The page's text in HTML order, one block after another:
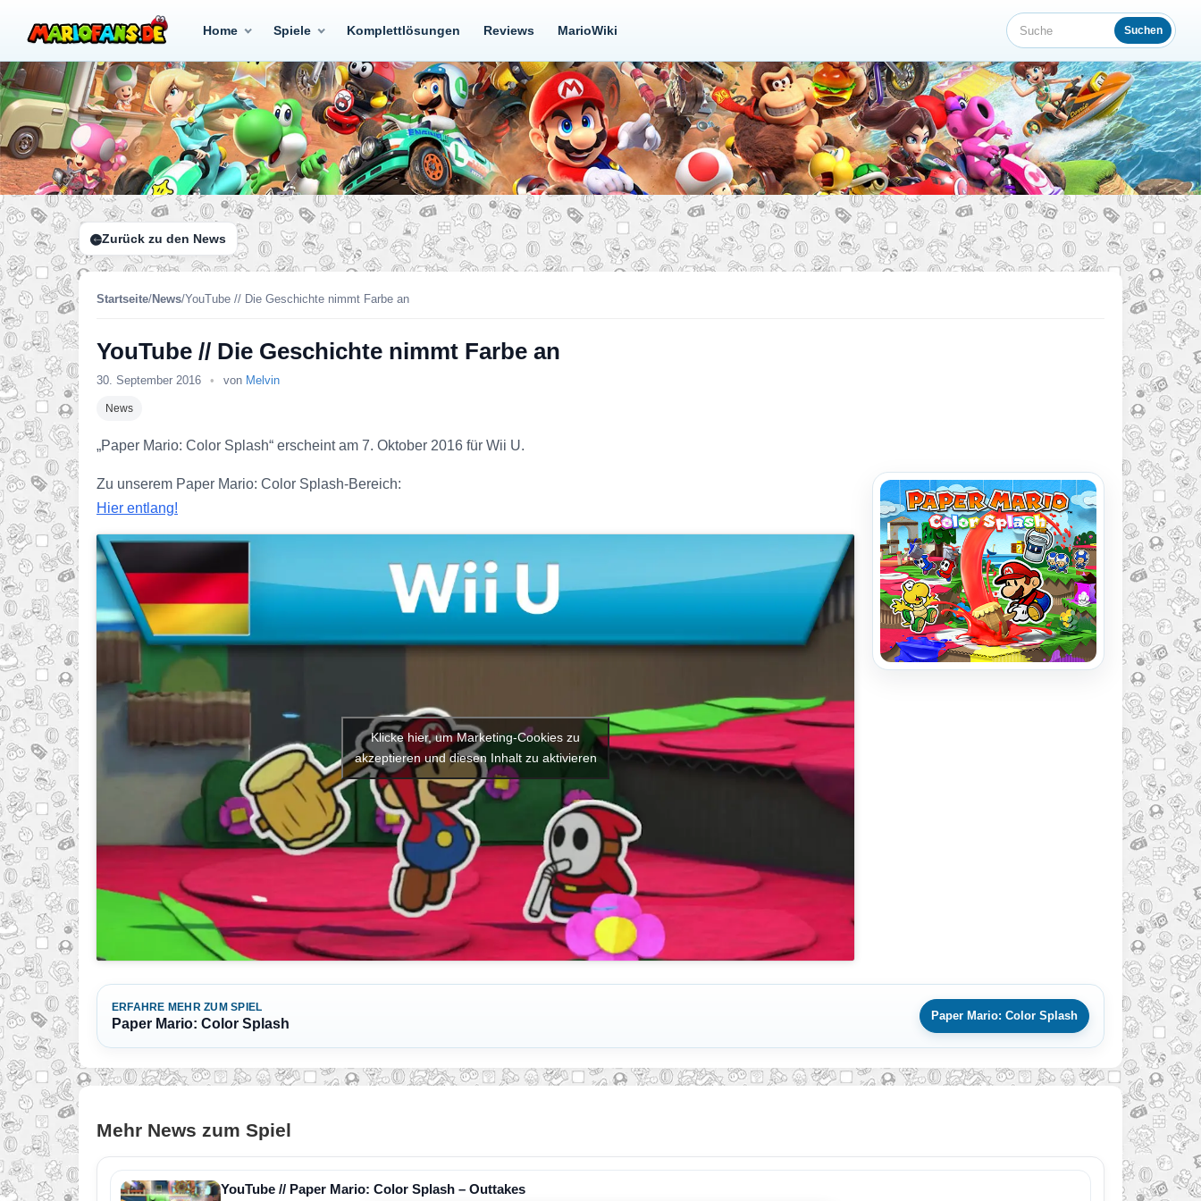
Home Spiele Komplettlösungen Reviews MarioWiki Suche Suchen
Zurück zu den News
Startseite/News/YouTube // Die Geschichte nimmt Farbe an
YouTube // Die Geschichte nimmt Farbe an
30. September 2016 • von Melvin
News
„Paper Mario: Color Splash“ erscheint am 7. Oktober 2016 für Wii U.
Zu unserem Paper Mario: Color Splash-Bereich:
Hier entlang!
Klicke hier, um Marketing-Cookies zu
akzeptieren und diesen Inhalt zu aktivieren
ERFAHRE MEHR ZUM SPIEL
Paper Mario: Color Splash
Paper Mario: Color Splash
Mehr News zum Spiel
YouTube // Paper Mario: Color Splash – Outtakes